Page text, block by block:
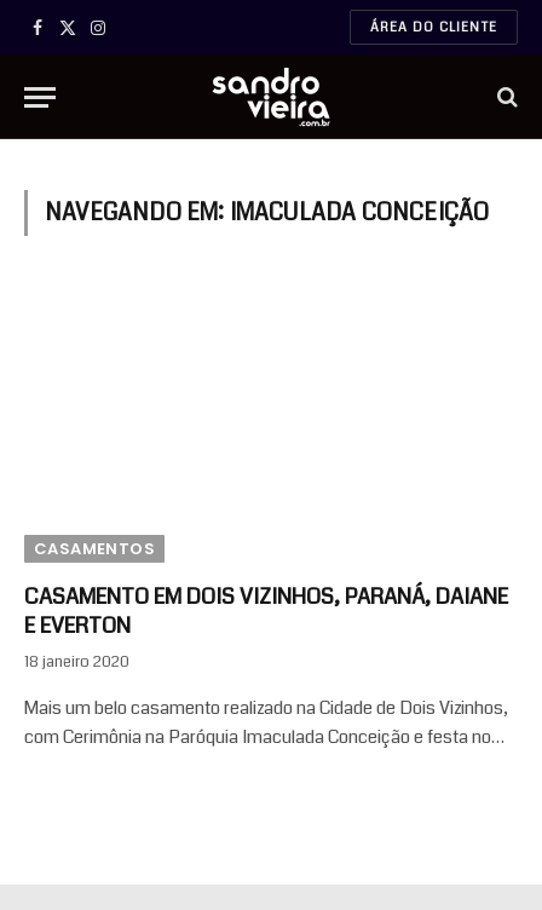
Facebook
X
Instagram ÁREA DO CLIENTE
NAVEGANDO EM: IMACULADA CONCEIÇÃO
CASAMENTOS
CASAMENTO EM DOIS VIZINHOS, PARANÁ, DAIANE
E EVERTON
18 janeiro 2020
Mais um belo casamento realizado na Cidade de Dois Vizinhos,
com Cerimônia na Paróquia Imaculada Conceição e festa no…